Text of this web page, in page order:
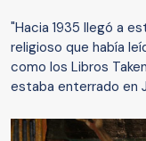
"Hacia 1935 llegó a
religioso que había
como los Libros
estaba enterrado en